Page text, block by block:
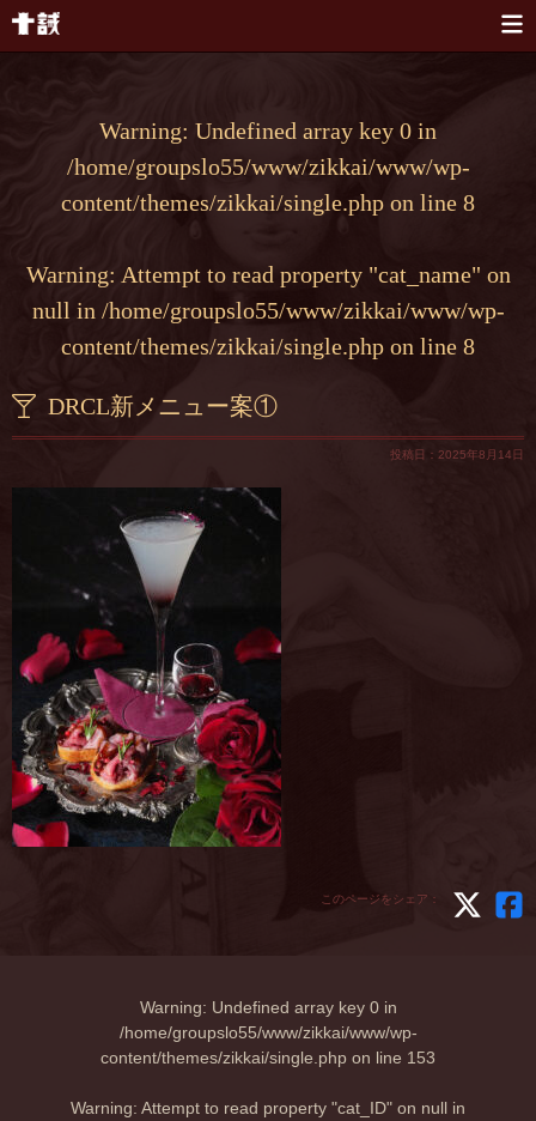
Warning: Undefined array key 0 in
/home/groupslo55/www/zikkai/www/wp-
content/themes/zikkai/single.php on line 8
Warning: Attempt to read property "cat_name" on
null in /home/groupslo55/www/zikkai/www/wp-
content/themes/zikkai/single.php on line 8
DRCL新メニュー案①
投稿日：2025年8月14日
このページをシェア：
Warning: Undefined array key 0 in
/home/groupslo55/www/zikkai/www/wp-
content/themes/zikkai/single.php on line 153
Warning: Attempt to read property "cat_ID" on null in